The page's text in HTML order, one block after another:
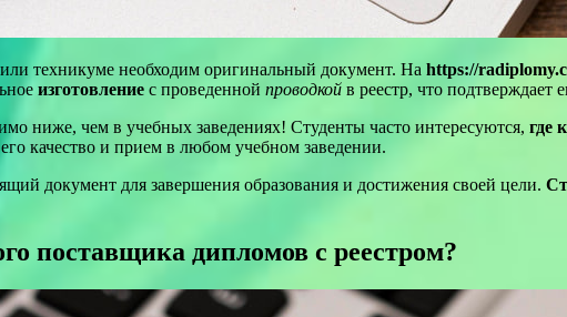
техникуме необходим оригинальный документ. На https://
изготовление с проведенной проводкой в реестр, что подтверждает
ниже, чем в учебных заведениях! Студенты часто интересуются, где
качество и прием в любом учебном заведении.
документ для завершения образования и достижения своей цели.
поставщика дипломов с реестром?